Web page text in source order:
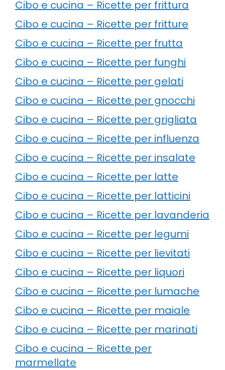
Cibo e cucina – Ricette per frittura
Cibo e cucina – Ricette per fritture
Cibo e cucina – Ricette per frutta
Cibo e cucina – Ricette per funghi
Cibo e cucina – Ricette per gelati
Cibo e cucina – Ricette per gnocchi
Cibo e cucina – Ricette per grigliata
Cibo e cucina – Ricette per influenza
Cibo e cucina – Ricette per insalate
Cibo e cucina – Ricette per latte
Cibo e cucina – Ricette per latticini
Cibo e cucina – Ricette per lavanderia
Cibo e cucina – Ricette per legumi
Cibo e cucina – Ricette per lievitati
Cibo e cucina – Ricette per liquori
Cibo e cucina – Ricette per lumache
Cibo e cucina – Ricette per maiale
Cibo e cucina – Ricette per marinati
Cibo e cucina – Ricette per
marmellate